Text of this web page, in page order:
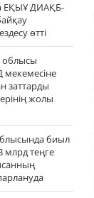
ЕҚЫҰ ДИАҚБ-
өтті
облысы
заттарды
жолы
биыл
млрд теңге